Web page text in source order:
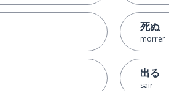
死ぬ
morrer
出る
sair